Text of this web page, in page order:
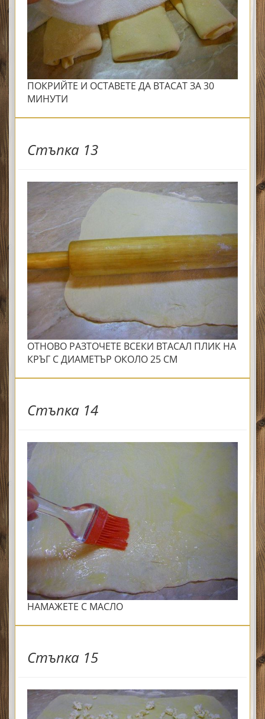
ПОКРИЙТЕ И ОСТАВЕТЕ ДА ВТАСАТ ЗА 30
МИНУТИ
Стъпка 13
ОТНОВО РАЗТОЧЕТЕ ВСЕКИ ВТАСАЛ ПЛИК НА
КРЪГ С ДИАМЕТЪР ОКОЛО 25 СМ
Стъпка 14
НАМАЖЕТЕ С МАСЛО
Стъпка 15